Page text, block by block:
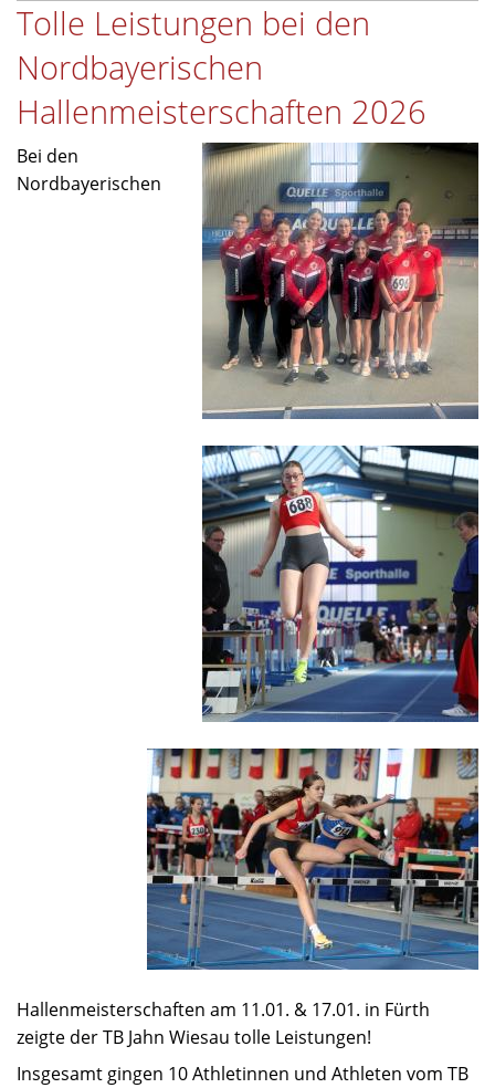
Sportabzeichenwettbewerb
im
BLSV-
Kreis
Tirschenreuth
Tolle Leistungen bei den
Nordbayerischen
Hallenmeisterschaften 2026
Bei den
Nordbayerischen
Hallenmeisterschaften am 11.01. & 17.01. in Fürth
zeigte der TB Jahn Wiesau tolle Leistungen!
Insgesamt gingen 10 Athletinnen und Athleten vom TB